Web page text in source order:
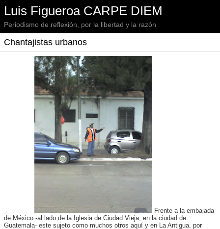
Luis Figueroa CARPE DIEM
Periodismo de reflexión, por la libertad y la razón
Chantajistas urbanos
Frente a la embajada
de México -al lado de la Iglesia de Ciudad Vieja, en la ciudad de
Guatemala- este sujeto como muchos otros aquí y en La Antigua, por